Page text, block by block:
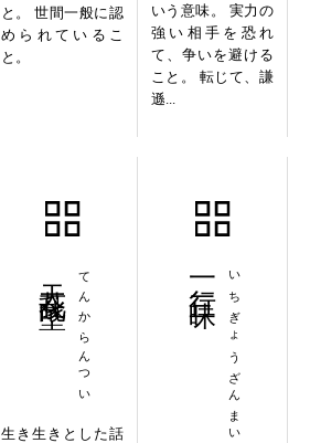
と。 世間一般に認
められているこ
と。
いう意味。 実力の
強い相手を恐れ
て、争いを避ける
こと。 転じて、謙
遜...
てんからんつい
生き生きとした話
いちぎょうざんまい
一行三昧